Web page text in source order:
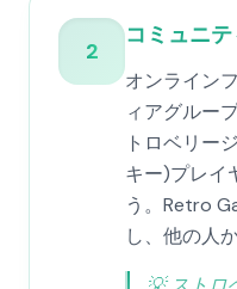
2
コミュニ
オンライン
ィアグルー
トロベリー
キー)プレイ
う。Retro
し、他の人